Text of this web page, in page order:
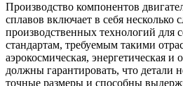
Производство компонентов
сплавов включает в себя несколько
производственных технологий для
стандартам, требуемым такими
аэрокосмическая, энергетическая
должны гарантировать, что детали
точные размеры и способны